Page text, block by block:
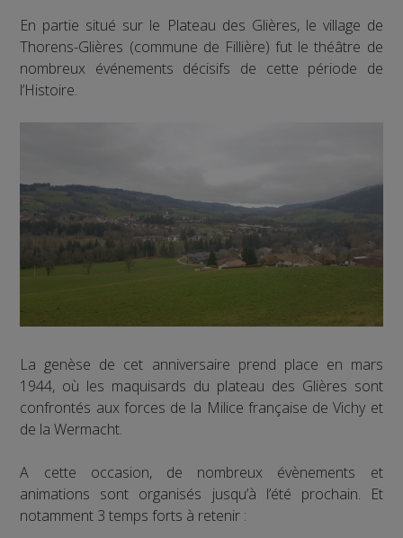
En partie situé sur le Plateau des Glières, le village de
Thorens-Glières (commune de Fillière) fut le théâtre de
nombreux événements décisifs de cette période de
l’Histoire.
La genèse de cet anniversaire prend place en mars
1944, où les maquisards du plateau des Glières sont
confrontés aux forces de la Milice française de Vichy et
de la Wermacht.
A cette occasion, de nombreux évènements et
animations sont organisés jusqu’à l’été prochain. Et
notamment 3 temps forts à retenir :